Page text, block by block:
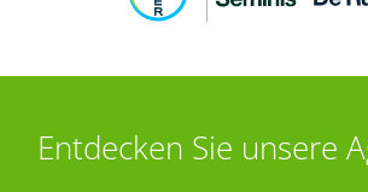
Entdecken Sie unsere